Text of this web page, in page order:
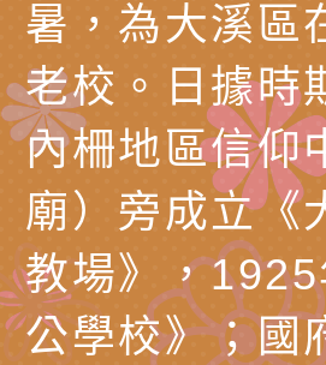
庭支持與
場線上座
安全宣導
宣導影像
檢送行政
月份公共
其合輯一
https://
檢送桃園
「115學年
明會」
函轉有關
制度宣導
財團法人
擬舉辦『
孩-2026森
桃園市八
辦「桃園
有關本局
暑，為大溪區
老校。日據時
內柵地區信仰
廟）旁成立《
教場》，
公學校》；國